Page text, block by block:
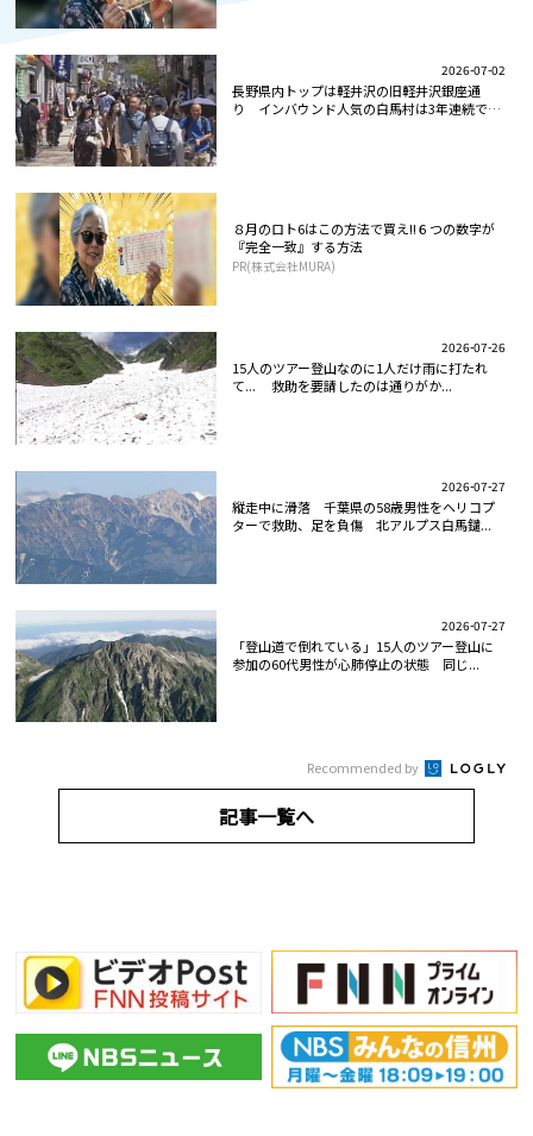
2026-07-02
長野県内トップは軽井沢の旧軽井沢銀座通
り インバウンド人気の白馬村は3年連続で
８月のロト6はこの方法で買え!!６つの数字が
『完全一致』する方法
PR(株式会社MURA)
2026-07-26
15人のツアー登山なのに1人だけ雨に打たれ
て... 救助を要請したのは通りがか...
2026-07-27
縦走中に滑落 千葉県の58歳男性をヘリコプ
ターで救助、足を負傷 北アルプス白馬鑓...
2026-07-27
「登山道で倒れている」15人のツアー登山に
参加の60代男性が心肺停止の状態 同じ...
Recommended by
記事一覧へ